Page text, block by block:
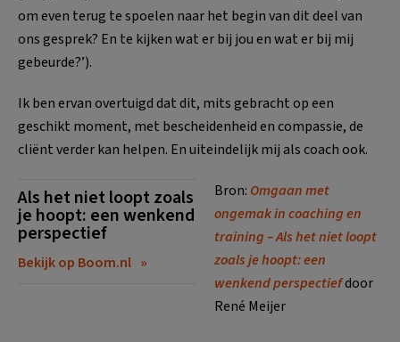
om even terug te spoelen naar het begin van dit deel van
ons gesprek? En te kijken wat er bij jou en wat er bij mij
gebeurde?’).
Ik ben ervan overtuigd dat dit, mits gebracht op een
geschikt moment, met bescheidenheid en compassie, de
cliënt verder kan helpen. En uiteindelijk mij als coach ook.
Als het niet loopt zoals
je hoopt: een wenkend
perspectief
Bekijk op Boom.nl
Bron: Omgaan met
ongemak in coaching en
training – Als het niet loopt
zoals je hoopt: een
wenkend perspectiefdoor
René Meijer